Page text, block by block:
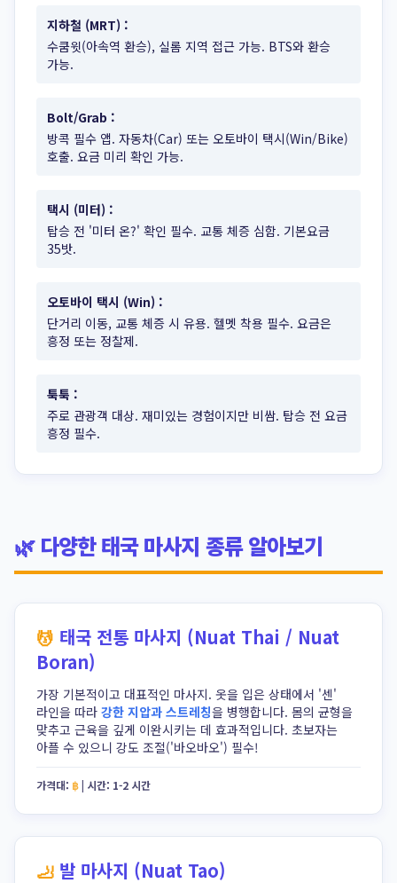
지하철 (MRT) :
수쿰윗(아속역 환승), 실롬 지역 접근 가능. BTS와 환승
가능.
Bolt/Grab :
방콕 필수 앱. 자동차(Car) 또는 오토바이 택시(Win/Bike)
호출. 요금 미리 확인 가능.
택시 (미터) :
탑승 전 '미터 온?' 확인 필수. 교통 체증 심함. 기본요금
35밧.
오토바이 택시 (Win) :
단거리 이동, 교통 체증 시 유용. 헬멧 착용 필수. 요금은
흥정 또는 정찰제.
툭툭 :
주로 관광객 대상. 재미있는 경험이지만 비쌈. 탑승 전 요금
흥정 필수.
🌿 다양한 태국 마사지 종류 알아보기
태국 전통 마사지 (Nuat Thai / Nuat
Boran)
가장 기본적이고 대표적인 마사지. 옷을 입은 상태에서 '센'
라인을 따라 강한 지압과 스트레칭을 병행합니다. 몸의 균형을
맞추고 근육을 깊게 이완시키는 데 효과적입니다. 초보자는
아플 수 있으니 강도 조절('바오바오') 필수!
가격대: ฿| 시간: 1-2 시간
발 마사지 (Nuat Tao)